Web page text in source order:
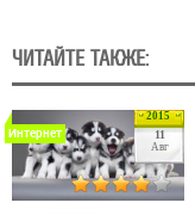
ЧИТАЙТЕ ТАКЖЕ:
2015
11
Авг
Интернет